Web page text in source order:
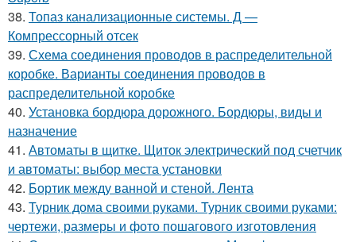
38. Топаз канализационные системы. Д —
Компрессорный отсек
39. Схема соединения проводов в распределительной
коробке. Варианты соединения проводов в
распределительной коробке
40. Установка бордюра дорожного. Бордюры, виды и
назначение
41. Автоматы в щитке. Щиток электрический под счетчик
и автоматы: выбор места установки
42. Бортик между ванной и стеной. Лента
43. Турник дома своими руками. Турник своими руками:
чертежи, размеры и фото пошагового изготовления